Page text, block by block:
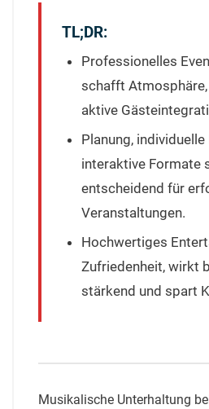
TL;DR:
Professionelles
schafft
aktive
Planung, individuelle
interaktive Formate
entscheidend für
Veranstaltungen.
Hochwertiges
Zufriedenheit, wirkt
stärkend und spart
Musikalische Unterhaltung